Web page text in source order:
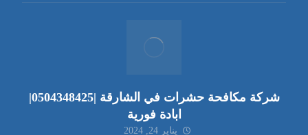
شركة مكافحة حشرات في الشارقة |0504348425|
ابادة فورية
يناير 24, 2024